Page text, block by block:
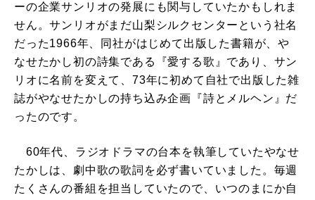
ーの企業サンリオの発展にも関与していたかもしれま
せん。サンリオがまだ山梨シルクセンターという社名
だった1966年、同社がはじめて出版した書籍が、や
なせたかし初の詩集である『愛する歌』であり、サン
リオに名前を変えて、73年に初めて自社で出版した雑
誌がやなせたかしの持ち込み企画『詩とメルヘン』だ
ったのです。
60年代、ラジオドラマの台本を執筆していたやなせ
たかしは、劇中歌の歌詞を必ず書いていました。毎週
たくさんの番組を担当していたので、いつのまにか自